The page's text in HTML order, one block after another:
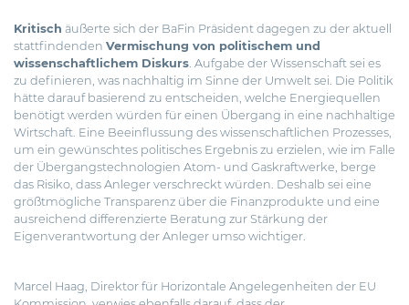
Kritisch äußerte sich der BaFin Präsident dagegen zu der aktuell
stattfindenden Vermischung von politischem und
wissenschaftlichem Diskurs. Aufgabe der Wissenschaft sei es
zu definieren, was nachhaltig im Sinne der Umwelt sei. Die Politik
hätte darauf basierend zu entscheiden, welche Energiequellen
benötigt werden würden für einen Übergang in eine nachhaltige
Wirtschaft. Eine Beeinflussung des wissenschaftlichen Prozesses,
um ein gewünschtes politisches Ergebnis zu erzielen, wie im Falle
der Übergangstechnologien Atom- und Gaskraftwerke, berge
das Risiko, dass Anleger verschreckt würden. Deshalb sei eine
größtmögliche Transparenz über die Finanzprodukte und eine
ausreichend differenzierte Beratung zur Stärkung der
Eigenverantwortung der Anleger umso wichtiger.
Marcel Haag, Direktor für Horizontale Angelegenheiten der EU